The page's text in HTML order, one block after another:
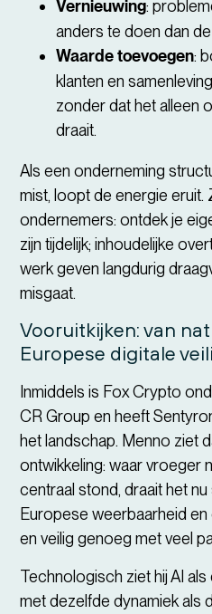
Vernieuwing:
anders te doen dan
Waarde toevoegen:
klanten en
zonder dat het alleen
draait.
Als een onderneming
mist, loopt de energie eruit.
ondernemers: ontdek je
zijn tijdelijk; inhoudelijke
werk geven langdurig
misgaat.
Vooruitkijken: van
Europese digitale
Inmiddels is Fox Crypto
CR Group en heeft
het landschap. Menno ziet
ontwikkeling: waar vroeger
centraal stond, draait het
Europese weerbaarheid en
en veilig genoeg met veel
Technologisch ziet hij AI
met dezelfde dynamiek als